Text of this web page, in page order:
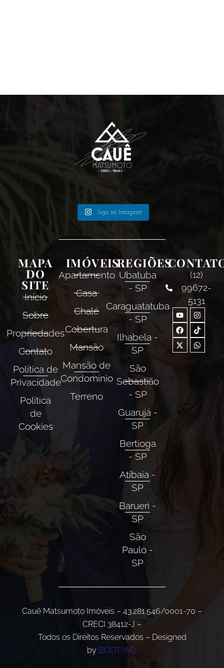
Siga no Instagram
MAPA
DO
SITE
Início
Sobre
Propriedades
Contato
Política de
Privacidade
Política
de
Cookies
IMÓVEIS
Apartamento
Casa
Chalé
Cobertura
Mansão
Mansão de
Condomínio
Terreno
REGIÕES
Ubatuba
- SP
Caraguatatuba
- SP
Ilhabela -
SP
São
Sebastião
- SP
Guarujá -
SP
Bertioga
- SP
Atibaia -
SP
Barueri -
SP
São
Paulo -
SP
(12)
99672-
5131
Cauê Matsumoto Imóveis – 43.281.546/0001-70 –
CRECI 38412-J –
Todos os Direitos Reservados – Designed
by BOOT/AD.